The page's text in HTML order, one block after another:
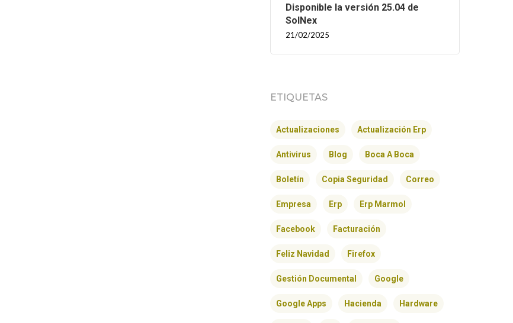
Disponible la versión 25.04 de
SolNex
21/02/2025
ETIQUETAS
Actualizaciones Actualización Erp
Antivirus Blog Boca A Boca
Boletín Copia Seguridad Correo
Empresa Erp Erp Marmol
Facebook Facturación
Feliz Navidad Firefox
Gestión Documental Google
Google Apps Hacienda Hardware